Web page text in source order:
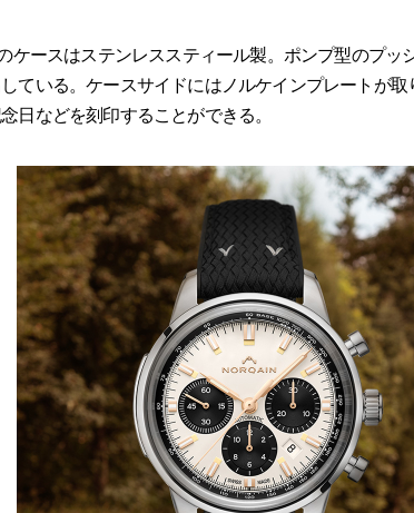
ケースはステンレススティール製。ポンプ型のプッ
ている。ケースサイドにはノルケインプレートが
日などを刻印することができる。